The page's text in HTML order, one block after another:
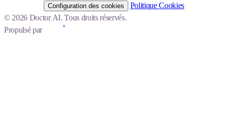
Configuration des cookies
Politique Cookies
© 2026 Doctor AI. Tous droits réservés.
Propulsé par